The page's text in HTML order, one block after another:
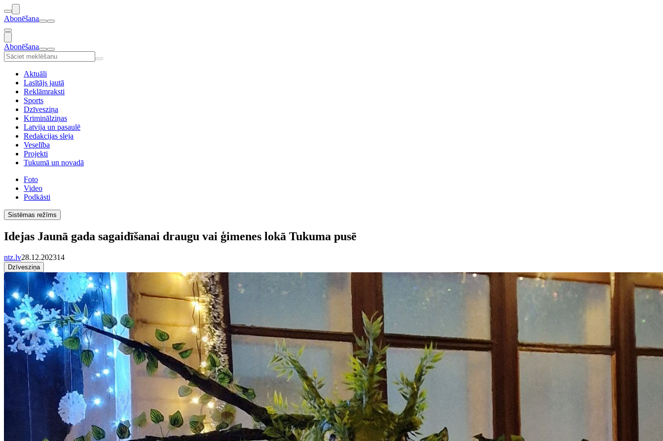
Abonēšana
Abonēšana
Aktuāli
Lasītājs jautā
Reklāmraksti
Sports
Dzīvesziņa
Kriminālziņas
Latvija un pasaulē
Redakcijas sleja
Veselība
Projekti
Tukumā un novadā
Foto
Video
Podkāsti
Sistēmas režīms
Idejas Jaunā gada sagaidīšanai draugu vai ģimenes lokā Tukuma pusē
ntz.lv28.12.202314
Dzīvesziņa